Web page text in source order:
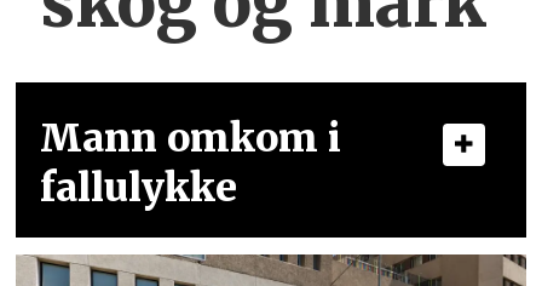
Mann omkom i
fallulykke